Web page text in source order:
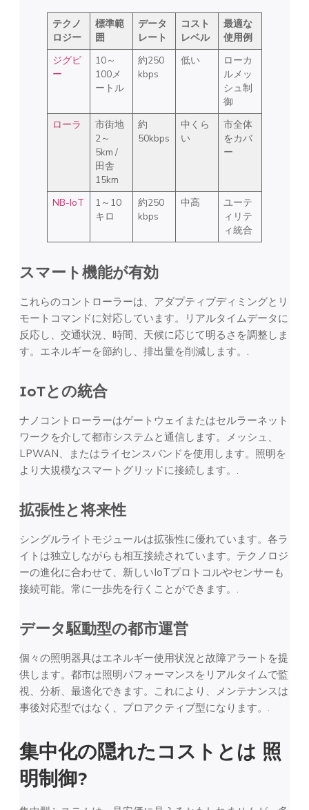
テクノ
ロジー
標準範
囲
データ
レート
コスト
レベル
最適な
使用例
ジグビ
ー
10～
100メ
ートル
約250
kbps
低い
ローカ
ルメッ
シュ制
御
ローラ
市街地
2～
5km /
田舎
15km
約
50kbps
中くら
い
市全体
をカバ
ー
NB-IoT
1～10
キロ
約250
kbps
中高
ユーテ
ィリテ
ィ統合
スマート機能が有効
これらのコントローラーは、アダプティブディミングとリ
モートコマンドに対応しています。リアルタイムデータに
反応し、交通状況、時間、天候に応じて明るさを調整しま
す。エネルギーを節約し、排出量を削減します。.
IoTとの統合
ナノコントローラーはゲートウェイまたはセルラーネット
ワークを介して都市システムと通信します。メッシュ、
LPWAN、またはライセンスバンドを使用します。照明を
より大規模なスマートグリッドに接続します。.
拡張性と将来性
シングルライトモジュールは拡張性に優れています。各ラ
イトは独立しながらも相互接続されています。テクノロジ
ーの進化に合わせて、新しいIoTプロトコルやセンサーも
接続可能。常に一歩先を行くことができます。.
データ駆動型の都市運営
個々の照明器具はエネルギー使用状況と故障アラートを提
供します。都市は照明パフォーマンスをリアルタイムで監
視、分析、最適化できます。これにより、メンテナンスは
事後対応型ではなく、プロアクティブ型になります。.
集中化の隠れたコストとは 照
明制御?